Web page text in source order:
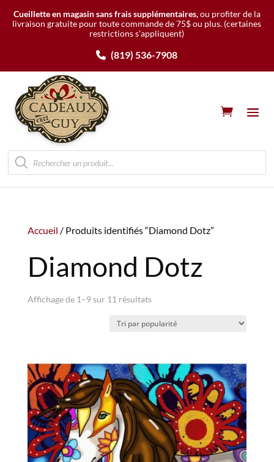
Cueillette en magasin sans frais supplémentaires,ou profiter de la
livraison gratuite pour toute commande de 75$ ou plus. (certaines
restrictions s’appliquent)
(819) 536-7908
Recherche
de
produits
Accueil / Produits identifiés “Diamond Dotz”
Diamond Dotz
Affichage de 1–9 sur 11 résultatsTrié
popularité